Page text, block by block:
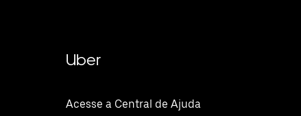
Uber
Acesse a Central de Ajuda